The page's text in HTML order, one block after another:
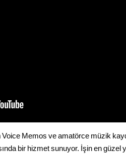
Memos ve amatörce müzik
bir hizmet sunuyor. İşin en güzel